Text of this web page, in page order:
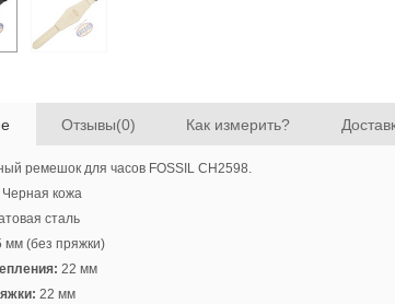
Отзывы(0) Как измерить?
ремешок для часов FOSSIL CH2598.
Черная кожа
сталь
мм (без пряжки)
22 мм
22 мм